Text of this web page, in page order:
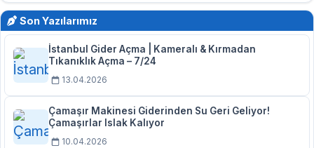
Son Yazılarımız
İstanbul Gider Açma | Kameralı & Kırmadan
Tıkanıklık Açma – 7/24
13.04.2026
Çamaşır Makinesi Giderinden Su Geri Geliyor!
Çamaşırlar Islak Kalıyor
10.04.2026